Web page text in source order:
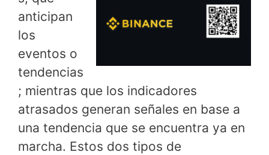
anticipan
los
eventos o
tendencias
; mientras que los indicadores
atrasados generan señales en base a
una tendencia que se encuentra ya en
marcha. Estos dos tipos de